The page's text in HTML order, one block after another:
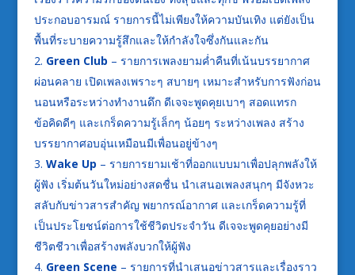
ประกอบอารมณ์ รายการนี้ไม่เพียงให้ความบันเทิง แต่ยังเป็น
พื้นที่ระบายความรู้สึกและให้กำลังใจซึ่งกันและกัน
Green Club – รายการเพลงยามค่ำคืนที่เน้นบรรยากาศ
ผ่อนคลาย เปิดเพลงเพราะๆ สบายๆ เหมาะสำหรับการฟังก่อน
นอนหรือระหว่างทำงานดึก ดีเจจะพูดคุยเบาๆ สอดแทรก
ข้อคิดดีๆ และเกร็ดความรู้เล็กๆ น้อยๆ ระหว่างเพลง สร้าง
บรรยากาศอบอุ่นเหมือนมีเพื่อนอยู่ข้างๆ
Wake Up – รายการยามเช้าที่ออกแบบมาเพื่อปลุกพลังให้
ผู้ฟัง เริ่มต้นวันใหม่อย่างสดชื่น นำเสนอเพลงสนุกๆ มีจังหวะ
สลับกับข่าวสารสำคัญ พยากรณ์อากาศ และเกร็ดความรู้ที่
เป็นประโยชน์ต่อการใช้ชีวิตประจำวัน ดีเจจะพูดคุยอย่างมี
ชีวิตชีวาเพื่อสร้างพลังบวกให้ผู้ฟัง
Green Scene – รายการที่นำเสนอข่าวสารและเรื่องราว